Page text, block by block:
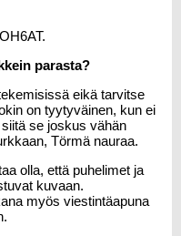
parasta?
eikä tarvitse
on tyytyväinen, kun ei
se joskus vähän
Törmä nauraa.
olla, että puhelimet ja
kuvaan.
myös viestintäapuna